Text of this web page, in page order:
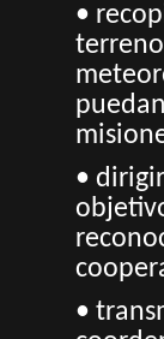
•
•
•